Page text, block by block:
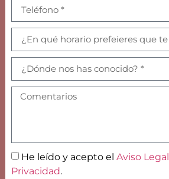
He leído y acepto el Aviso Legal
Privacidad.